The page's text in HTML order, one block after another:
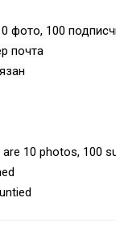
фото, 100
почта
10 photos, 100